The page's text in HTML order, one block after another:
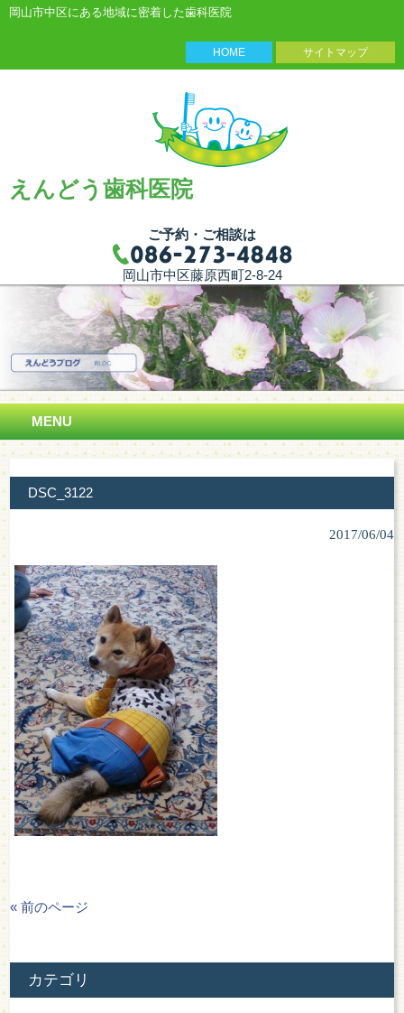
岡山市中区にある地域に密着した歯科医院
HOME サイトマップ
えんどう歯科医院
ご予約・ご相談は
岡山市中区藤原西町2-8-24
MENU
DSC_3122
2017/06/04
« 前のページ
カテゴリ